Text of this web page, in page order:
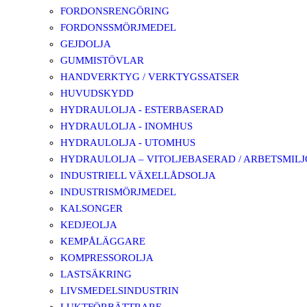
FORDONSRENGÖRING
FORDONSSMÖRJMEDEL
GEJDOLJA
GUMMISTÖVLAR
HANDVERKTYG / VERKTYGSSATSER
HUVUDSKYDD
HYDRAULOLJA - ESTERBASERAD
HYDRAULOLJA - INOMHUS
HYDRAULOLJA - UTOMHUS
HYDRAULOLJA – VITOLJEBASERAD /
INDUSTRIELL VÄXELLÅDSOLJA
INDUSTRISMÖRJMEDEL
KALSONGER
KEDJEOLJA
KEMPÅLÄGGARE
KOMPRESSOROLJA
LASTSÄKRING
LIVSMEDELSINDUSTRIN